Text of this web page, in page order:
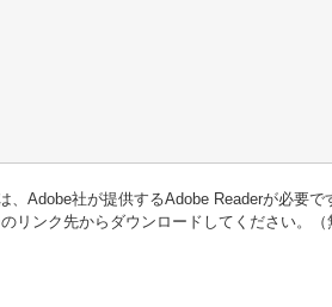
Adobe社が提供するAdobe Readerが必要で
リンク先からダウンロードしてください。（